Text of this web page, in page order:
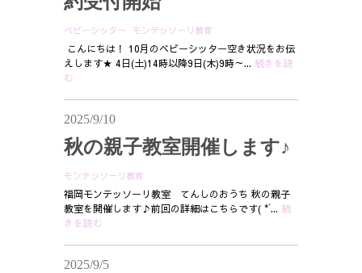
ベビーシッター
モンテッソーリ教育
こんにちは！ 10月のベビーシッター空き状況をお伝
えします★ 4日(土)14時以降9日(木)9時～... 続きを読
む
2025/9/10
秋の親子教室開催します♪
モンテッソーリ教育
福岡モンテッソーリ教室 てんしのおうち 秋の親子
教室を開催します♪前回の詳細はこちらです( *´... 続
きを読む
2025/9/5